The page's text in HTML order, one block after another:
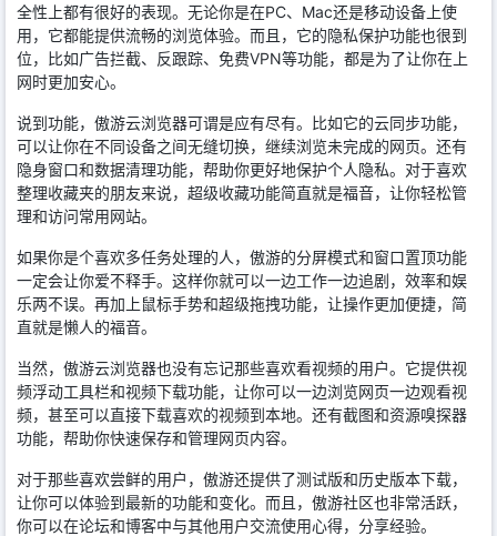
全性上都有很好的表现。无论你是在PC、Mac还是移动设备上使
用，它都能提供流畅的浏览体验。而且，它的隐私保护功能也很到
位，比如广告拦截、反跟踪、免费VPN等功能，都是为了让你在上
网时更加安心。
说到功能，傲游云浏览器可谓是应有尽有。比如它的云同步功能，
可以让你在不同设备之间无缝切换，继续浏览未完成的网页。还有
隐身窗口和数据清理功能，帮助你更好地保护个人隐私。对于喜欢
整理收藏夹的朋友来说，超级收藏功能简直就是福音，让你轻松管
理和访问常用网站。
如果你是个喜欢多任务处理的人，傲游的分屏模式和窗口置顶功能
一定会让你爱不释手。这样你就可以一边工作一边追剧，效率和娱
乐两不误。再加上鼠标手势和超级拖拽功能，让操作更加便捷，简
直就是懒人的福音。
当然，傲游云浏览器也没有忘记那些喜欢看视频的用户。它提供视
频浮动工具栏和视频下载功能，让你可以一边浏览网页一边观看视
频，甚至可以直接下载喜欢的视频到本地。还有截图和资源嗅探器
功能，帮助你快速保存和管理网页内容。
对于那些喜欢尝鲜的用户，傲游还提供了测试版和历史版本下载，
让你可以体验到最新的功能和变化。而且，傲游社区也非常活跃，
你可以在论坛和博客中与其他用户交流使用心得，分享经验。